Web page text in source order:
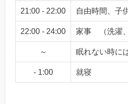
21:00 - 22:00 自由時間、子
22:00 - 24:00 家事 （洗濯、
～ 眠れない時に
- 1:00 就寝